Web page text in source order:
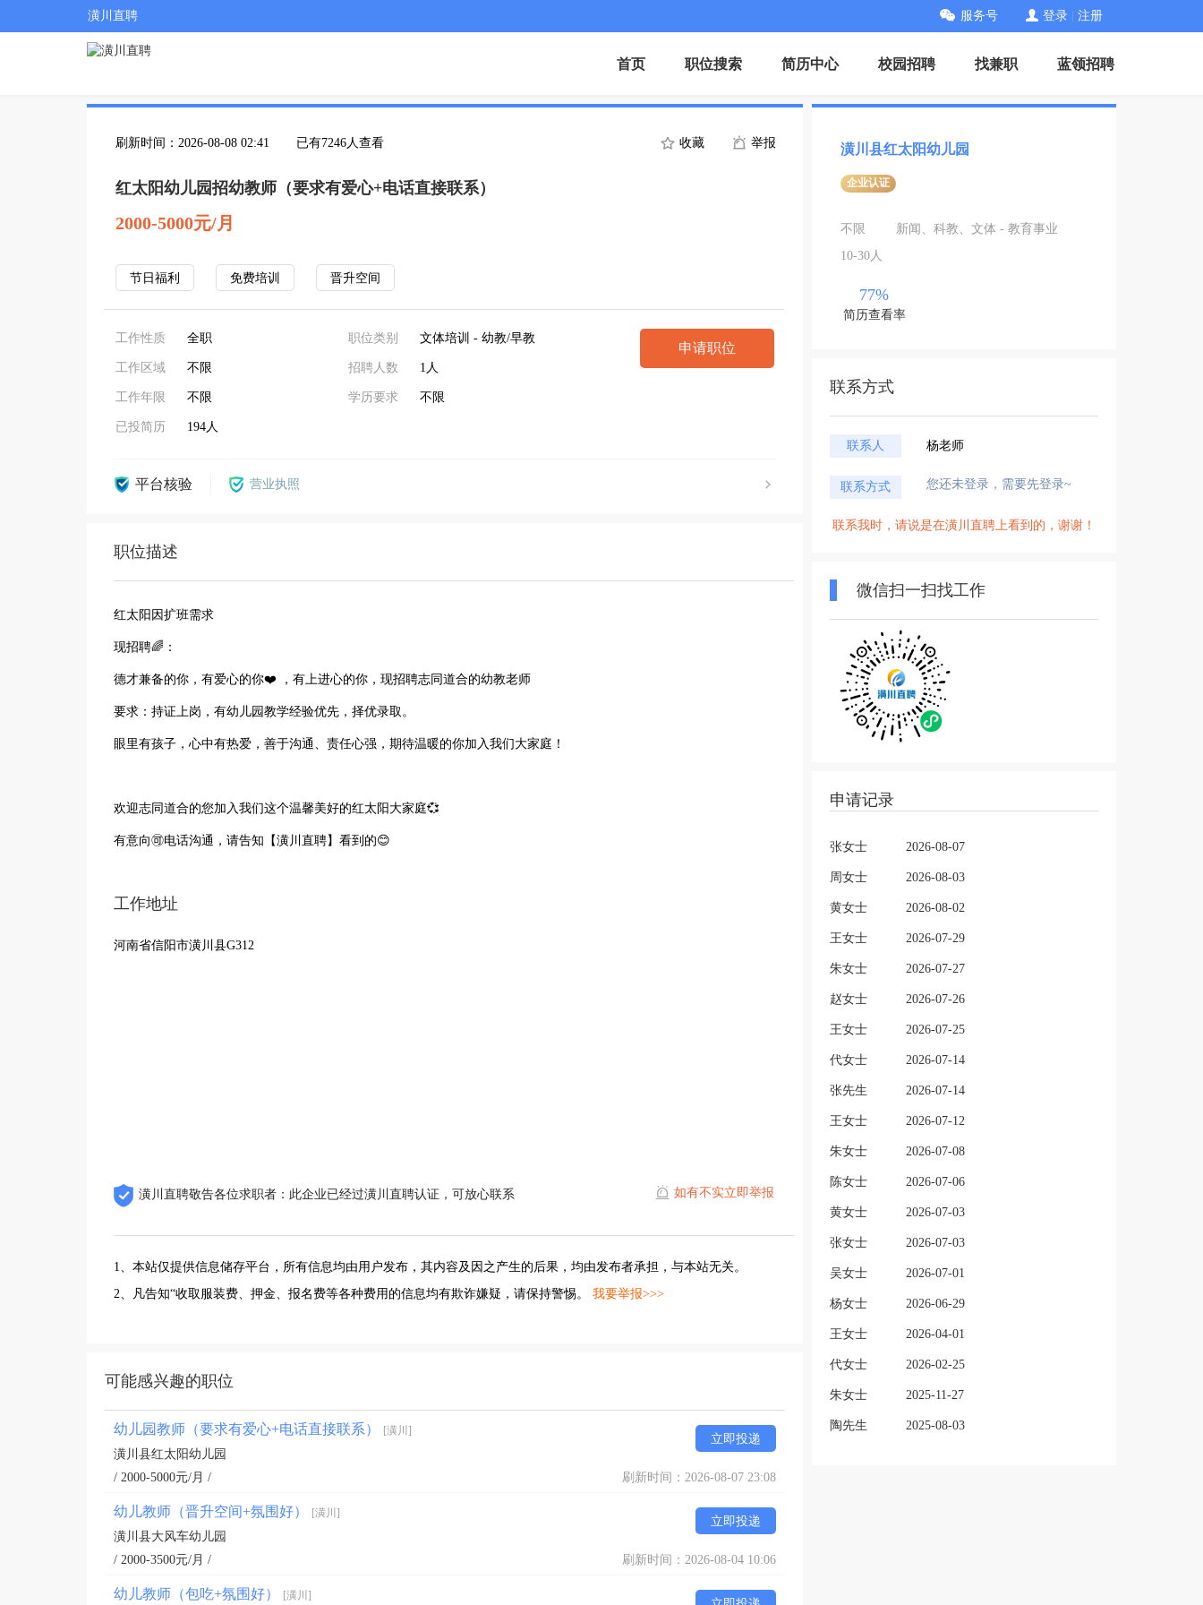
潢川直聘 服务号 登录 注册
首页 职位搜索 简历中心 校园招聘 找兼职 蓝领招聘
刷新时间：2026-08-08 02:41 已有7246人查看 收藏 举报
红太阳幼儿园招幼教师（要求有爱心+电话直接联系）
2000-5000元/月
节日福利 免费培训 晋升空间
工作性质 全职
工作区域 不限
工作年限 不限
已投简历 194人
职位类别 文体培训 - 幼教/早教
招聘人数 1人
学历要求 不限
申请职位
平台核验 营业执照
职位描述
红太阳因扩班需求
现招聘🌈：
德才兼备的你，有爱心的你❤️ ，有上进心的你，现招聘志同道合的幼教老师
要求：持证上岗，有幼儿园教学经验优先，择优录取。
眼里有孩子，心中有热爱，善于沟通、责任心强，期待温暖的你加入我们大家庭！
欢迎志同道合的您加入我们这个温馨美好的红太阳大家庭💞
有意向🉑电话沟通，请告知【潢川直聘】看到的😊
工作地址
河南省信阳市潢川县G312
潢川直聘敬告各位求职者：此企业已经过潢川直聘认证，可放心联系 如有不实立即举报
1、本站仅提供信息储存平台，所有信息均由用户发布，其内容及因之产生的后果，均由发布者承担，与本站无关。
2、凡告知“收取服装费、押金、报名费等各种费用的信息均有欺诈嫌疑，请保持警惕。 我要举报>>>
可能感兴趣的职位
幼儿园教师（要求有爱心+电话直接联系） [潢川]
立即投递
潢川县红太阳幼儿园
/ 2000-5000元/月 /
刷新时间：2026-08-07 23:08
幼儿教师（晋升空间+氛围好） [潢川]
立即投递
潢川县大风车幼儿园
/ 2000-3500元/月 /
刷新时间：2026-08-04 10:06
幼儿教师（包吃+氛围好） [潢川]
潢川县红太阳幼儿园
企业认证
不限
新闻、科教、文体 - 教育事业
10-30人
77%
简历查看率
联系方式
联系人 杨老师
联系方式 您还未登录，需要先登录~
联系我时，请说是在潢川直聘上看到的，谢谢！
微信扫一扫找工作
申请记录
张女士 2026-08-07
周女士 2026-08-03
黄女士 2026-08-02
王女士 2026-07-29
朱女士 2026-07-27
赵女士 2026-07-26
王女士 2026-07-25
代女士 2026-07-14
张先生 2026-07-14
王女士 2026-07-12
朱女士 2026-07-08
陈女士 2026-07-06
黄女士 2026-07-03
张女士 2026-07-03
吴女士 2026-07-01
杨女士 2026-06-29
王女士 2026-04-01
代女士 2026-02-25
朱女士 2025-11-27
陶先生 2025-08-03